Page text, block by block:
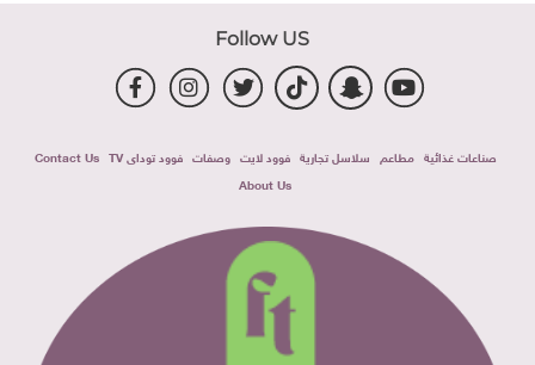
Follow US
صناعات غذائية مطاعم سلاسل تجارية فوود لايت وصفات فوود توداى TV
Contact Us
About Us